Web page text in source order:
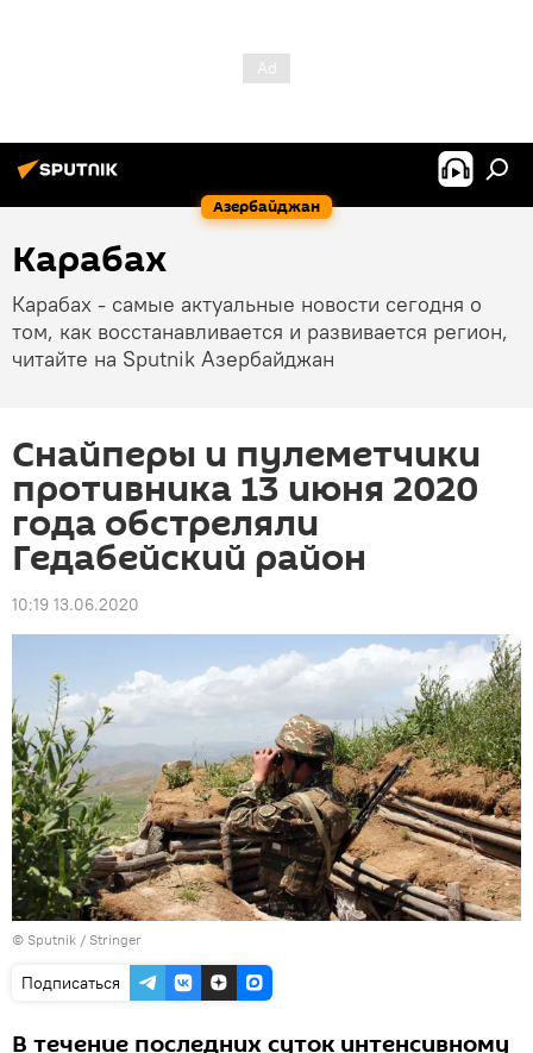
Азербайджан
Карабах
Карабах - самые актуальные новости сегодня о
том, как восстанавливается и развивается регион,
читайте на Sputnik Азербайджан
Снайперы и пулеметчики
противника 13 июня 2020
года обстреляли
Гедабейский район
10:19 13.06.2020
© Sputnik / Stringer
Подписаться
В течение последних суток интенсивному